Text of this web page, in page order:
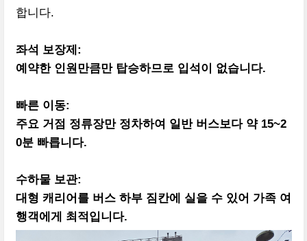
합니다.
좌석 보장제:
예약한 인원만큼만 탑승하므로 입석이 없습니다.
빠른 이동:
주요 거점 정류장만 정차하여 일반 버스보다 약 15~2
0분 빠릅니다.
수하물 보관:
대형 캐리어를 버스 하부 짐칸에 실을 수 있어 가족 여
행객에게 최적입니다.